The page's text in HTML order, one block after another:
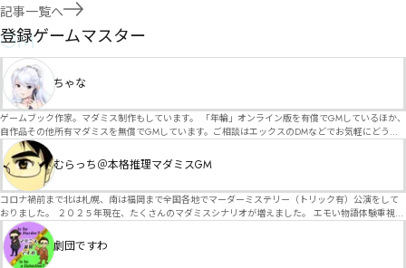
記事一覧へ
GM
登録ゲームマスター
ちゃな
ゲームブック作家。マダミス制作もしています。 「年輪」オンライン版を有償でGMしているほか、
自作品その他所有マダミスを無償でGMしています。ご相談はエックスのDMなどでお気軽にどう
ぞ。
むらっち＠本格推理マダミスGM
コロナ禍前まで北は札幌、南は福岡まで全国各地でマーダーミステリー（トリック有）公演をして
おりました。 ２０２５年現在、たくさんのマダミスシナリオが増えました。 エモい物語体験重視の
シナリオがマダミス・マーダーミステリーというジャンル名でたくさんあるため、そのようなシナ
リオは簡単に遊べます。 しかし、２～３時間ずっと考え＆議論して、見たことないトリックが解け
る閃きや犯人として逃げ切る楽しみのある本格推理マーダーミステリーを見つけることが難しくな
劇団ですわ